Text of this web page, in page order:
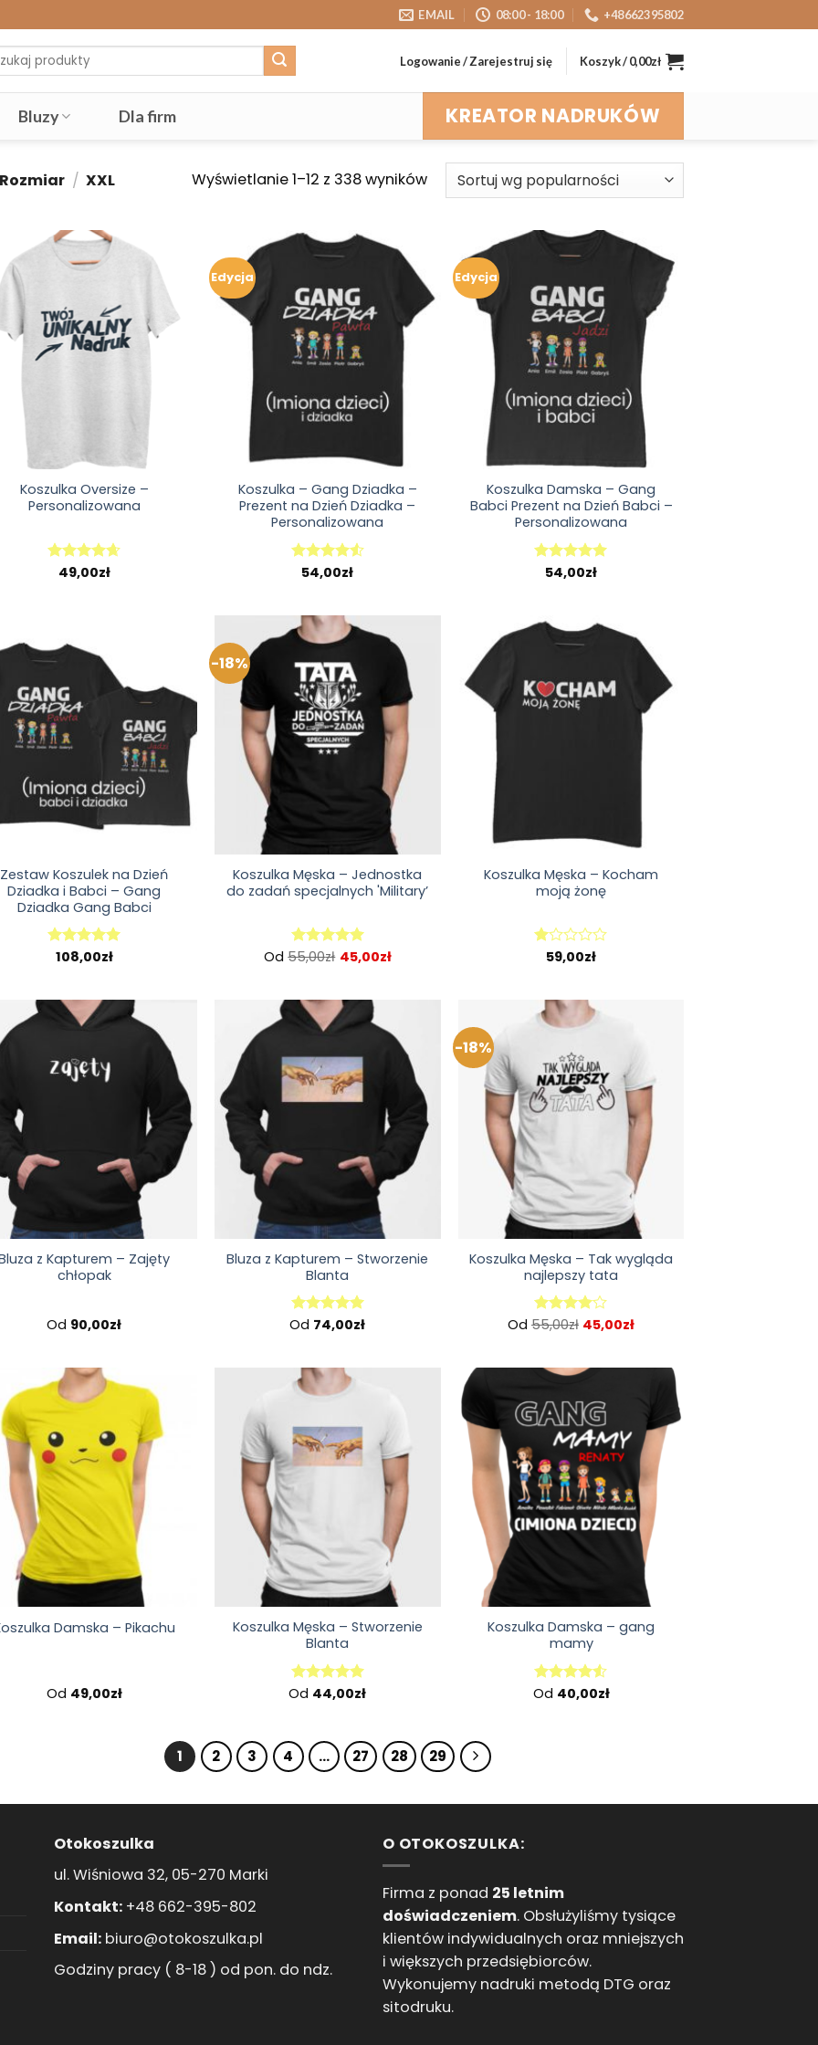
EMAIL 08:00 - 18:00 +48662395802
Logowanie / Zarejestruj się Koszyk /0,00zł
Bluzy Dla firm KREATOR NADRUKÓW
/ XXL Wyświetlanie 1–12 z 338 wyników
Koszulka Oversize –
Personalizowana
Oceniono
49,00zł
Edycja
Koszulka – Gang Dziadka –
Prezent na Dzień Dziadka –
Personalizowana
Oceniono
54,00zł
Edycja
Koszulka Damska – Gang
Babci Prezent na Dzień Babci –
Personalizowana
Oceniono
54,00zł
Zestaw Koszulek na Dzień
Dziadka i Babci – Gang
Dziadka Gang Babci
Oceniono
108,00zł
-18%
Koszulka Męska – Jednostka
do zadań specjalnych 'Military’
Oceniono
Od55,00zł 45,00zł
Koszulka Męska – Kocham
moją żonę
Oceniono
59,00zł
z Kapturem – Zajęty
chłopak
Od 90,00zł
Bluza z Kapturem – Stworzenie
Blanta
Oceniono
Od 74,00zł
-18%
Koszulka Męska – Tak wygląda
najlepszy tata
Oceniono
Od 55,00zł 45,00zł
Damska – Pikachu
Od 49,00zł
Koszulka Męska – Stworzenie
Blanta
Oceniono
Od 44,00zł
Koszulka Damska – gang
mamy
Oceniono
Od 40,00zł
1 2 3 4 … 27 28 29
Otokoszulka
ul. Wiśniowa 32, 05-270 Marki
Kontakt: +48 662-395-802
Email: biuro@otokoszulka.pl
Godziny pracy ( 8-18 ) od pon. do ndz.
O OTOKOSZULKA:
Firma z ponad 25 letnim
doświadczeniem. Obsłużyliśmy tysiące
klientów indywidualnych oraz mniejszych
i większych przedsiębiorców.
Wykonujemy nadruki metodą DTG oraz
sitodruku.